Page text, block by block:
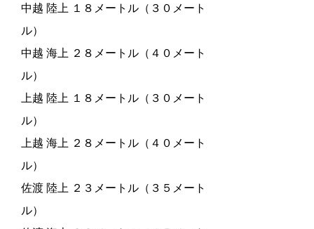
中越 陸上 １８メートル（３０メート
ル）
中越 海上 ２８メートル（４０メート
ル）
上越 陸上 １８メートル（３０メート
ル）
上越 海上 ２８メートル（４０メート
ル）
佐渡 陸上 ２３メートル（３５メート
ル）